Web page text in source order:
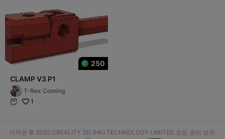
250
CLAMP V3 P1
T-Rex Coming
 1
저작권 © 2025 CREALITY 3D (HK) TECHNOLOGY LIMITED 모든 권리 보유.